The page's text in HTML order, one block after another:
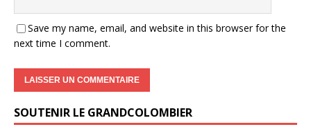
Save my name, email, and website in this browser for the
next time I comment.
SOUTENIR LE GRANDCOLOMBIER